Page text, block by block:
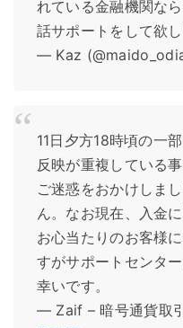
れている金融機関な
話サポートをして欲し
— Kaz
11日夕方18時頃の一
反映が重複している
ご迷惑をおかけしま
ん。なお現在、入金
お心当たりのお客様
すがサポートセンタ
幸いです。
— Zaif – 暗号通貨取